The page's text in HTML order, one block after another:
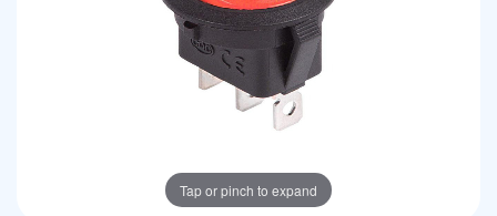
Tap or pinch to expand